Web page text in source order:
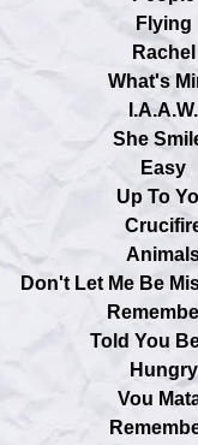
Flying
Rachel
What's
I.A.A.W.
She
Easy
Up To
Don't Let Me Be
Told You
Hungry
Vou